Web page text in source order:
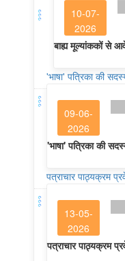
10-07-
2026
बाह्य मूल्यांककों से
'भाषा' पत्रिका की
09-06-
2026
'भाषा' पत्रिका की
पत्राचार पाठ्यक्रम
13-05-
2026
पत्राचार पाठ्यक्रम